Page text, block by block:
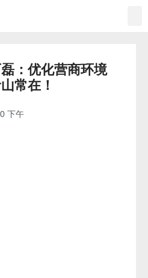
：优化营商环境
常在！
下午